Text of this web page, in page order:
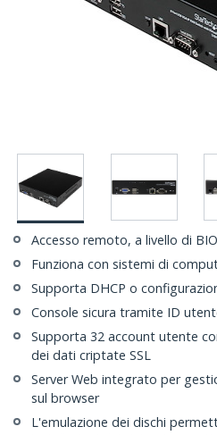
Accesso remoto, a livello di
Funziona con sistemi di
Supporta DHCP o
Console sicura tramite ID
Supporta 32 account utente
dei dati criptate SSL
Server Web integrato per
sul browser
L'emulazione dei dischi